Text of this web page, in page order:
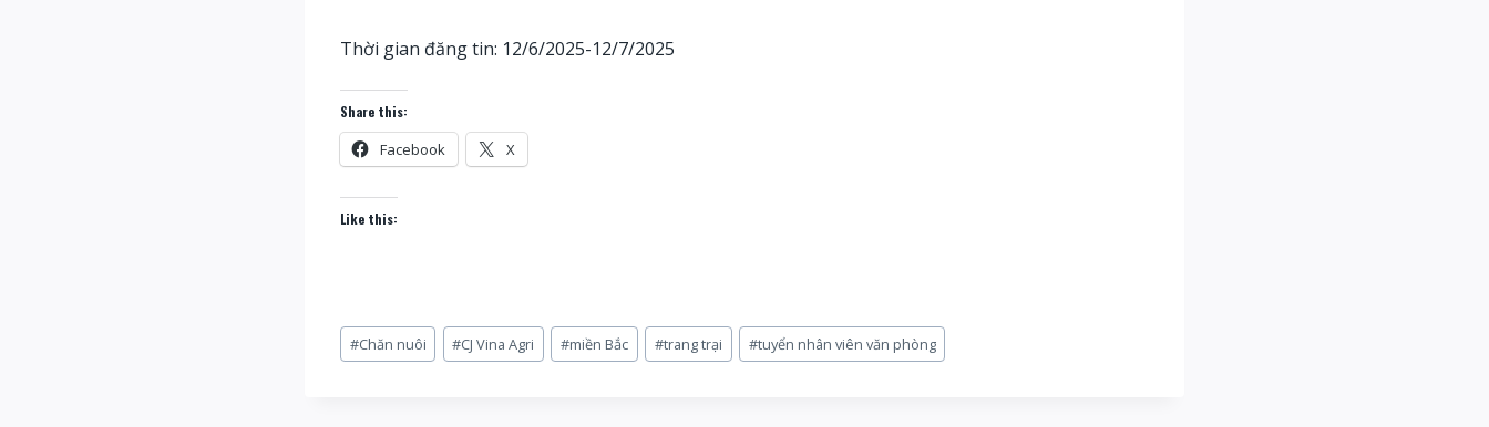
Thời gian đăng tin: 12/6/2025-12/7/2025
Share this:
Facebook X
Like this:
Post
Tags:
#Chăn nuôi #CJ Vina Agri #miền Bắc #trang trại #tuyển nhân viên văn phòng